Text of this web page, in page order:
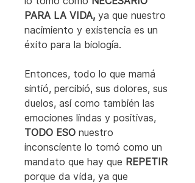
PARA LA VIDA, ya que nuestro
nacimiento y existencia es un
éxito para la biología.
Entonces, todo lo que mamá
sintió, percibió, sus dolores, sus
duelos, así como también las
emociones lindas y positivas,
TODO ESO nuestro
inconsciente lo tomó como un
mandato que hay que REPETIR
porque da vida, ya que